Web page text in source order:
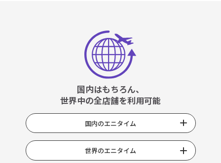
国内はもちろん、
世界中の全店舗を利用可能
国内のエニタイム
世界のエニタイム